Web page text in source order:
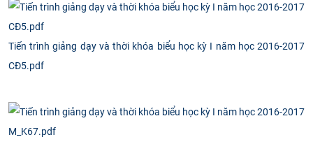
Tiến trình giảng dạy và thời khóa biểu học kỳ I năm học 2016-2017
CĐ5.pdf